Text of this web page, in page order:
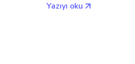
Yazıyı oku